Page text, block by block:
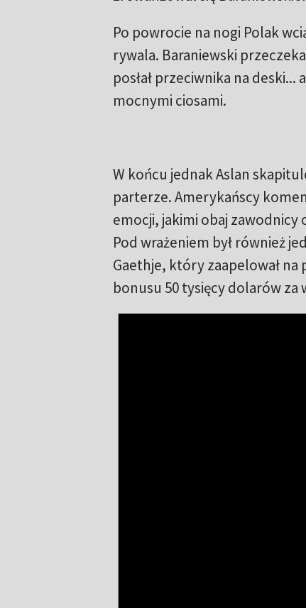
Po powrocie na nogi Polak
rywala. Baraniewski
posłał przeciwnika na
mocnymi ciosami.
W końcu jednak Aslan
parterze. Amerykańscy
emocji, jakimi obaj zawodnicy
Pod wrażeniem był również
Gaethje, który zaapelował
bonusu 50 tysięcy dolarów za